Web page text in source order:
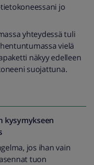
jo
yhteydessä tuli
vielä
näkyy edelleen
suojattuna.
kysymykseen
jos ihan vain
tuon